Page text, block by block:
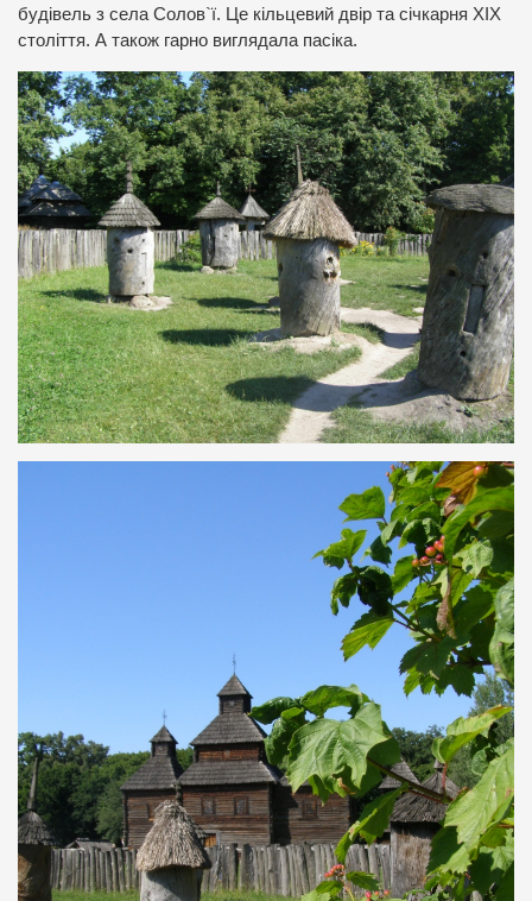
будівель з села Солов`ї. Це кільцевий двір та січкарня XIX
століття. А також гарно виглядала пасіка.